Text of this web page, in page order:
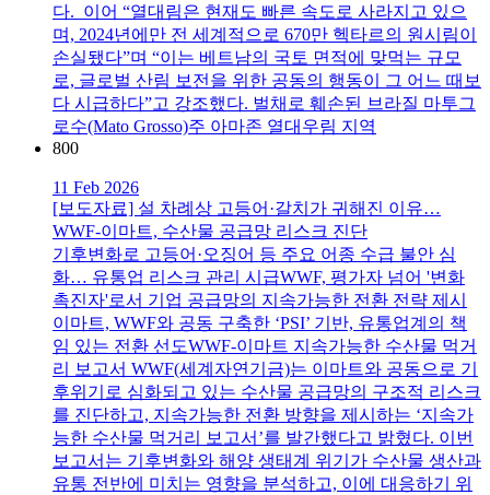
다. 이어 “열대림은 현재도 빠른 속도로 사라지고 있으
며, 2024년에만 전 세계적으로 670만 헥타르의 원시림이
손실됐다”며 “이는 베트남의 국토 면적에 맞먹는 규모
로, 글로벌 산림 보전을 위한 공동의 행동이 그 어느 때보
다 시급하다”고 강조했다. 벌채로 훼손된 브라질 마투그
로수(Mato Grosso)주 아마존 열대우림 지역
800
11 Feb 2026
[보도자료] 설 차례상 고등어·갈치가 귀해진 이유…
WWF-이마트, 수산물 공급망 리스크 진단
기후변화로 고등어·오징어 등 주요 어종 수급 불안 심
화… 유통업 리스크 관리 시급WWF, 평가자 넘어 '변화
촉진자'로서 기업 공급망의 지속가능한 전환 전략 제시
이마트, WWF와 공동 구축한 ‘PSI’ 기반, 유통업계의 책
임 있는 전환 선도WWF-이마트 지속가능한 수산물 먹거
리 보고서 WWF(세계자연기금)는 이마트와 공동으로 기
후위기로 심화되고 있는 수산물 공급망의 구조적 리스크
를 진단하고, 지속가능한 전환 방향을 제시하는 ‘지속가
능한 수산물 먹거리 보고서’를 발간했다고 밝혔다. 이번
보고서는 기후변화와 해양 생태계 위기가 수산물 생산과
유통 전반에 미치는 영향을 분석하고, 이에 대응하기 위